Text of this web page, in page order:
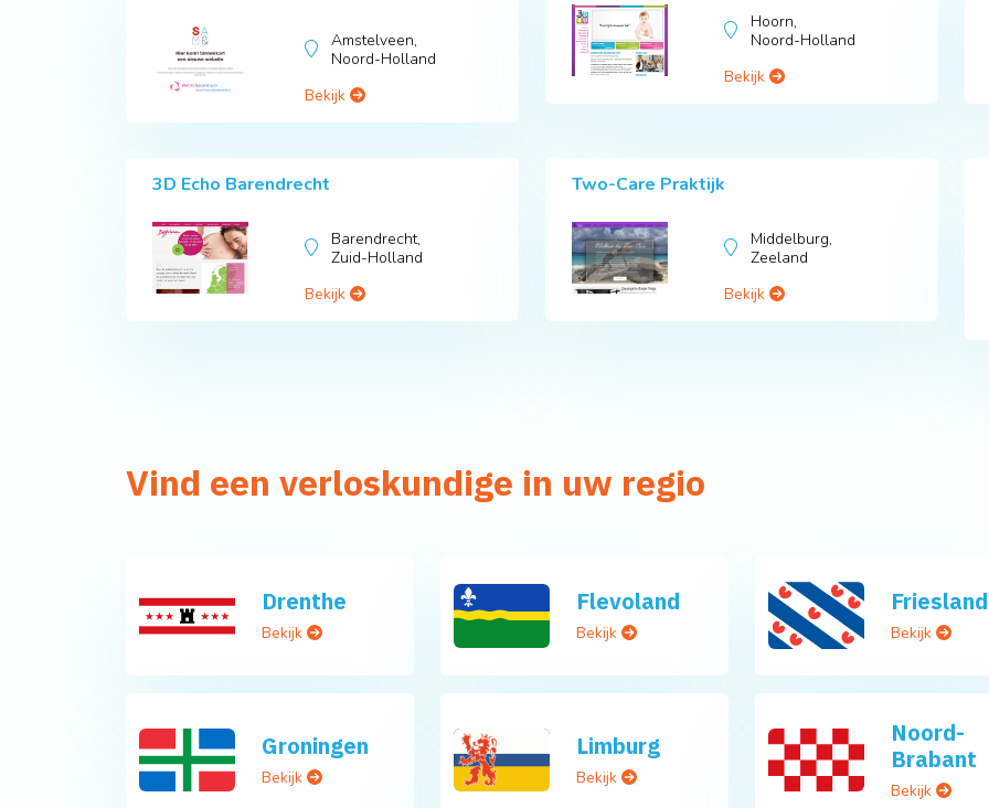
Amstelveen,
Noord-Holland
Bekijk
Hoorn,
Noord-Holland
Bekijk
3D Echo Barendrecht
Barendrecht,
Zuid-Holland
Bekijk
Two-Care Praktijk
Middelburg,
Zeeland
Bekijk
Vind een verloskundige in uw regio
Drenthe
Bekijk
Flevoland
Bekijk
Friesland
Bekijk
Groningen
Bekijk
Limburg
Bekijk
Noord-
Brabant
Bekijk